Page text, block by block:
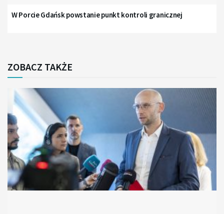
W Porcie Gdańsk powstanie punkt kontroli granicznej
ZOBACZ TAKŻE